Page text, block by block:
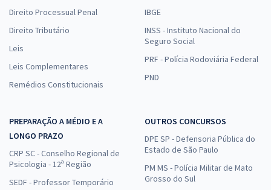
Direito Processual Penal
Direito Tributário
Leis
Leis Complementares
Remédios Constitucionais
IBGE
INSS - Instituto Nacional do
Seguro Social
PRF - Polícia Rodoviária Federal
PND
PREPARAÇÃO A MÉDIO E A
LONGO PRAZO
CRP SC - Conselho Regional de
Psicologia - 12ª Região
SEDF - Professor Temporário
OUTROS CONCURSOS
DPE SP - Defensoria Pública do
Estado de São Paulo
PM MS - Polícia Militar de Mato
Grosso do Sul